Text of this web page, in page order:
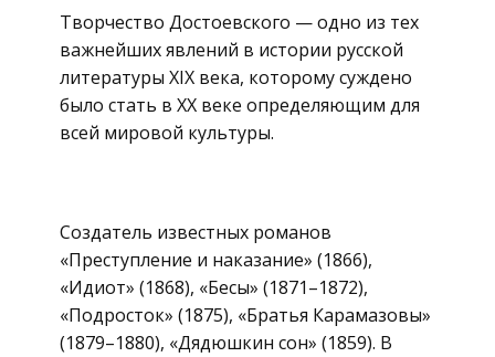
Творчество Достоевского — одно из тех
важнейших явлений в истории русской
литературы XIX века, которому суждено
было стать в XX веке определяющим для
всей мировой культуры.
Создатель известных романов
«Преступление и наказание» (1866),
«Идиот» (1868), «Бесы» (1871–1872),
«Подросток» (1875), «Братья Карамазовы»
(1879–1880), «Дядюшкин сон» (1859). В